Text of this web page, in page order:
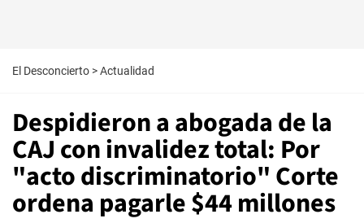
El Desconcierto >Actualidad
Despidieron a abogada de la
CAJ con invalidez total: Por
"acto discriminatorio" Corte
ordena pagarle $44 millones